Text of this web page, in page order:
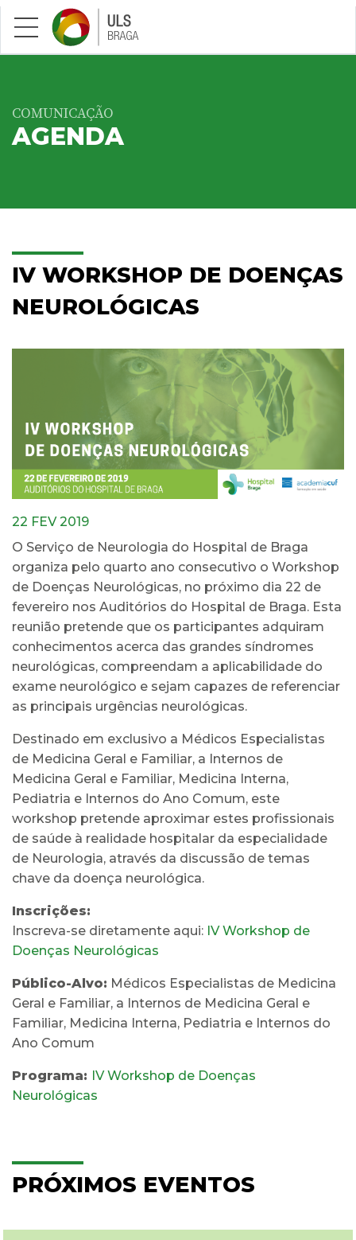
Saltar para conteúdo principal
COMUNICAÇÃO
AGENDA
IV WORKSHOP DE DOENÇAS
NEUROLÓGICAS
22 FEV 2019
O Serviço de Neurologia do Hospital de Braga
organiza pelo quarto ano consecutivo o Workshop
de Doenças Neurológicas, no próximo dia 22 de
fevereiro nos Auditórios do Hospital de Braga. Esta
reunião pretende que os participantes adquiram
conhecimentos acerca das grandes síndromes
neurológicas, compreendam a aplicabilidade do
exame neurológico e sejam capazes de referenciar
as principais urgências neurológicas.
Destinado em exclusivo a Médicos Especialistas
de Medicina Geral e Familiar, a Internos de
Medicina Geral e Familiar, Medicina Interna,
Pediatria e Internos do Ano Comum, este
workshop pretende aproximar estes profissionais
de saúde à realidade hospitalar da especialidade
de Neurologia, através da discussão de temas
chave da doença neurológica.
Inscrições:
Inscreva-se diretamente aqui: IV Workshop de
Doenças Neurológicas
Público-Alvo: Médicos Especialistas de Medicina
Geral e Familiar, a Internos de Medicina Geral e
Familiar, Medicina Interna, Pediatria e Internos do
Ano Comum
Programa: IV Workshop de Doenças
Neurológicas
PRÓXIMOS EVENTOS